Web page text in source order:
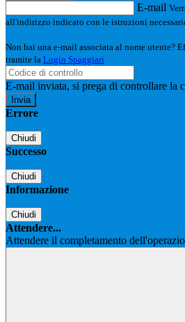
E-mail
all'indirizzo indicato con le istruzioni
Non hai una e-mail associata al nome utente?
tramite la Login Spaggiari
E-mail inviata, si prega di controllare la
Errore
Chiudi
Successo
Chiudi
Informazione
Chiudi
Attendere...
Attendere il completamento